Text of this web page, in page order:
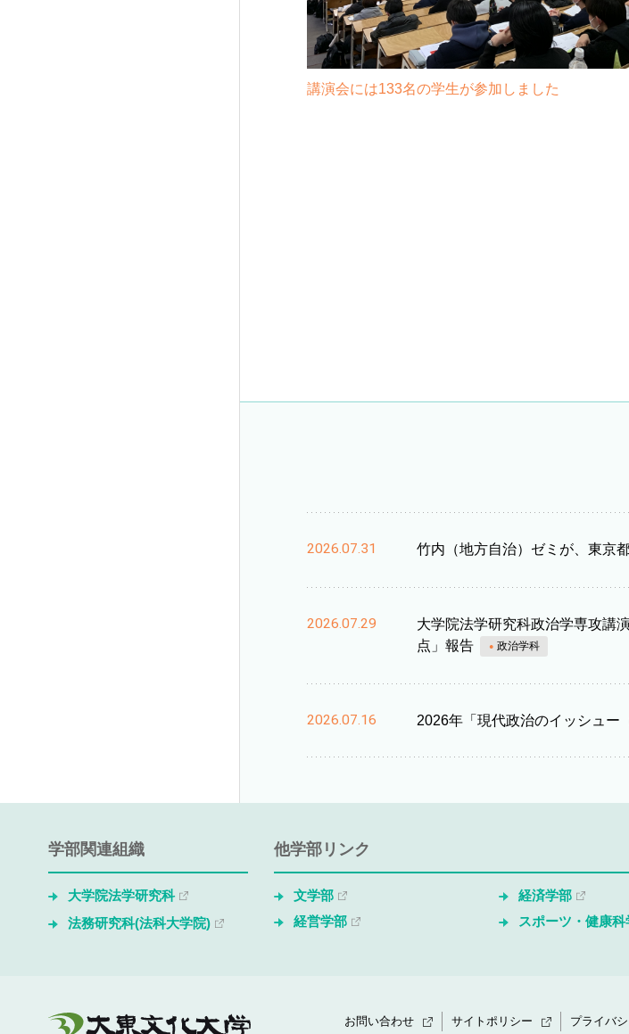
講演会には133名の学生が参加しました
2026.07.31 竹内（地方自治）ゼミが、東京
2026.07.29
大学院法学研究科政治学専攻講
点」報告
政治学科
2026.07.16 2026年「現代政治のイッシュー
学部関連組織
大学院法学研究科
法務研究科(法科大学院)
他学部リンク
文学部 経済学部
経営学部
スポーツ・健康科
お問い合わせ サイトポリシー プライバ